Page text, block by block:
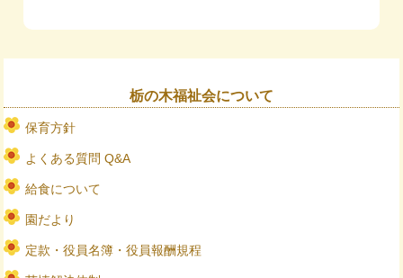
栃の木福祉会について
保育方針
よくある質問 Q&A
給食について
園だより
定款・役員名簿・役員報酬規程